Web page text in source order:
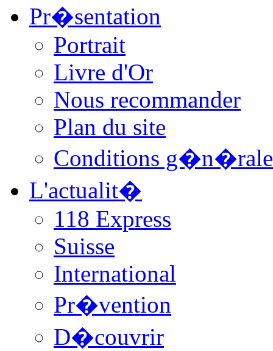
Pr�sentation
Portrait
Livre d'Or
Nous recommander
Plan du site
Conditions
L'actualit�
118 Express
Suisse
International
Pr�vention
D�couvrir